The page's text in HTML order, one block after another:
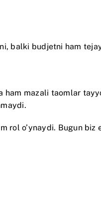
balki budjetni ham
mazali taomlar
rol o’ynaydi. Bugun biz